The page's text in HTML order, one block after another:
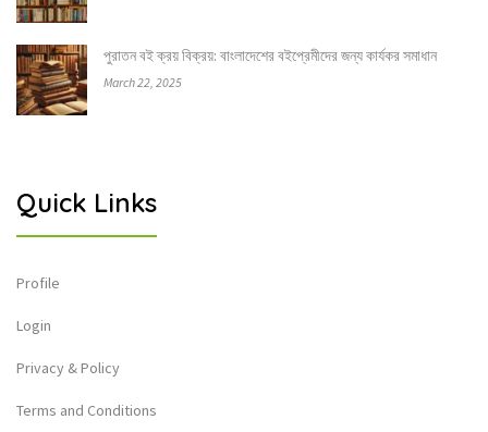
পুরাতন বই ক্রয় বিক্রয়: বাংলাদেশের বইপ্রেমীদের জন্য কার্যকর সমাধান
March 22, 2025
Quick Links
Profile
Login
Privacy & Policy
Terms and Conditions